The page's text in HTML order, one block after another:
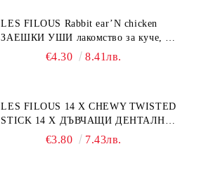
LES FILOUS Rabbit ear’N chicken
ЗАЕШКИ УШИ лакомство за куче, 50
€4.30 8.41лв.
LES FILOUS 14 X CHEWY TWISTED
STICK 14 X ДЪВЧАЩИ ДЕНТАЛНИ
СОЛЕТИ за куче, УВИТИ
€3.80 7.43лв.